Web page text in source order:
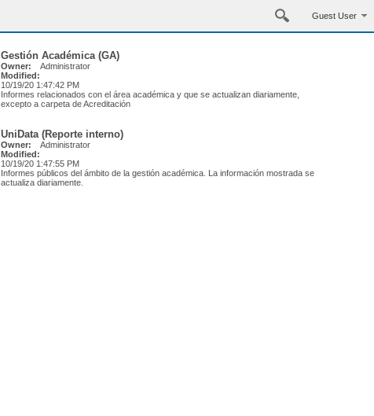
Guest User
Gestión Académica (GA)
Owner:
Administrator
Modified:
10/19/20 1:47:42 PM
Informes relacionados con el área académica y que se actualizan diariamente,
excepto a carpeta de Acreditación
UniData (Reporte interno)
Owner:
Administrator
Modified:
10/19/20 1:47:55 PM
Informes públicos del ámbito de la gestión académica. La información mostrada se
actualiza diariamente.